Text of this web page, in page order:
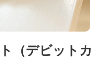
トカード）
（デビットカ